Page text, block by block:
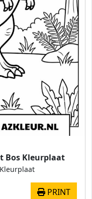
Bos Kleurplaat
PRINT